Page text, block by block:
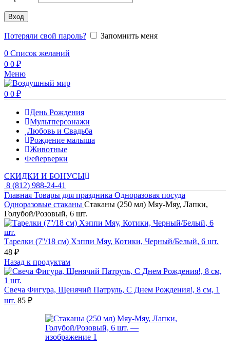
Вход
Потеряли свой пароль?
Запомнить меня
0 Список желаний
0 0 ₽
Меню
0 0 ₽
День Рождения
Мультперсонажи
Любовь и Свадьба
Рождение малыша
Животные
Фейерверки
СКИДКИ И БОНУСЫ
8 (812) 988-24-41
Главная Товары для праздника Одноразовая посуда
Одноразовые стаканы Стаканы (250 мл) Мяу-Мяу, Лапки,
Голубой/Розовый, 6 шт.
Тарелки (7''/18 см) Хэппи Мяу, Котики, Черный/Белый, 6 шт.
48 ₽
Назад к продуктам
Свеча Фигура, Щенячий Патруль, С Днем Рождения!, 8 см, 1
шт. 85 ₽